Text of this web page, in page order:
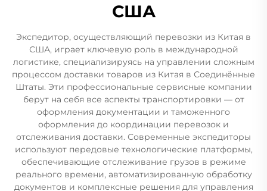
США
Экспедитор, осуществляющий перевозки из Китая в
США, играет ключевую роль в международной
логистике, специализируясь на управлении сложным
процессом доставки товаров из Китая в Соединённые
Штаты. Эти профессиональные сервисные компании
берут на себя все аспекты транспортировки — от
оформления документации и таможенного
оформления до координации перевозок и
отслеживания доставки. Современные экспедиторы
используют передовые технологические платформы,
обеспечивающие отслеживание грузов в режиме
реального времени, автоматизированную обработку
документов и комплексные решения для управления